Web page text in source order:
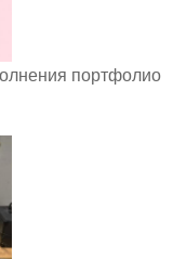
портфолио